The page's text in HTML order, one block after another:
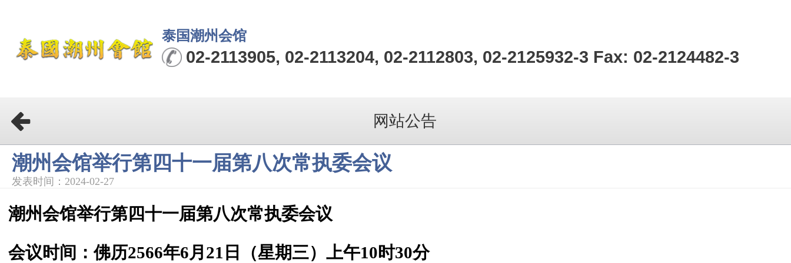
泰国潮州会馆
02-2113905, 02-2113204, 02-2112803, 02-2125932-3 Fax: 02-2124482-3
网站公告
潮州会馆举行第四十一届第八次常执委会议
发表时间：2024-02-27
潮州会馆举行第四十一届第八次常执委会议
会议时间：佛历2566年6月21日（星期三）上午10时30分